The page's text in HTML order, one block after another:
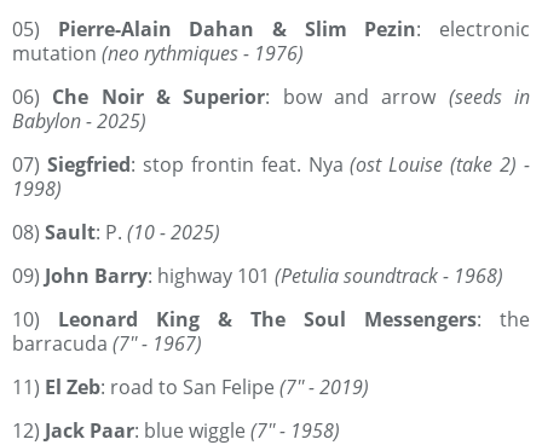
05) Pierre-Alain Dahan & Slim Pezin: electronic
mutation (neo rythmiques - 1976)
06) Che Noir & Superior: bow and arrow (seeds in
Babylon - 2025)
07) Siegfried: stop frontin feat. Nya (ost Louise (take 2) -
1998)
08) Sault: P. (10 - 2025)
09) John Barry: highway 101 (Petulia soundtrack - 1968)
10) Leonard King & The Soul Messengers: the
barracuda (7'' - 1967)
11) El Zeb: road to San Felipe (7'' - 2019)
12) Jack Paar: blue wiggle (7'' - 1958)